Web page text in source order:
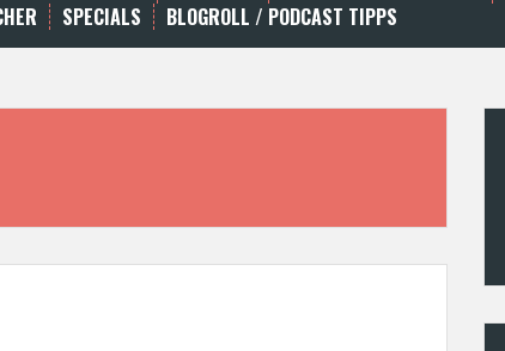
SPECIALS BLOGROLL / PODCAST TIPPS